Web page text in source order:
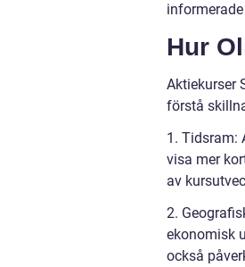
Hur
Aktiekurser
förstå
1. Tidsram:
visa mer
av
2.
ekonomisk
också